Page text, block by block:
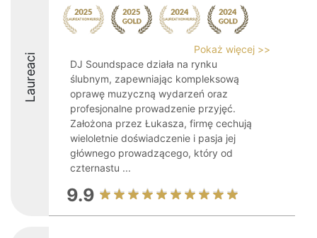
Laureaci
Pokaż więcej >>
DJ Soundspace działa na rynku
ślubnym, zapewniając kompleksową
oprawę muzyczną wydarzeń oraz
profesjonalne prowadzenie przyjęć.
Założona przez Łukasza, firmę cechują
wieloletnie doświadczenie i pasja jej
głównego prowadzącego, który od
czternastu ...
9.9